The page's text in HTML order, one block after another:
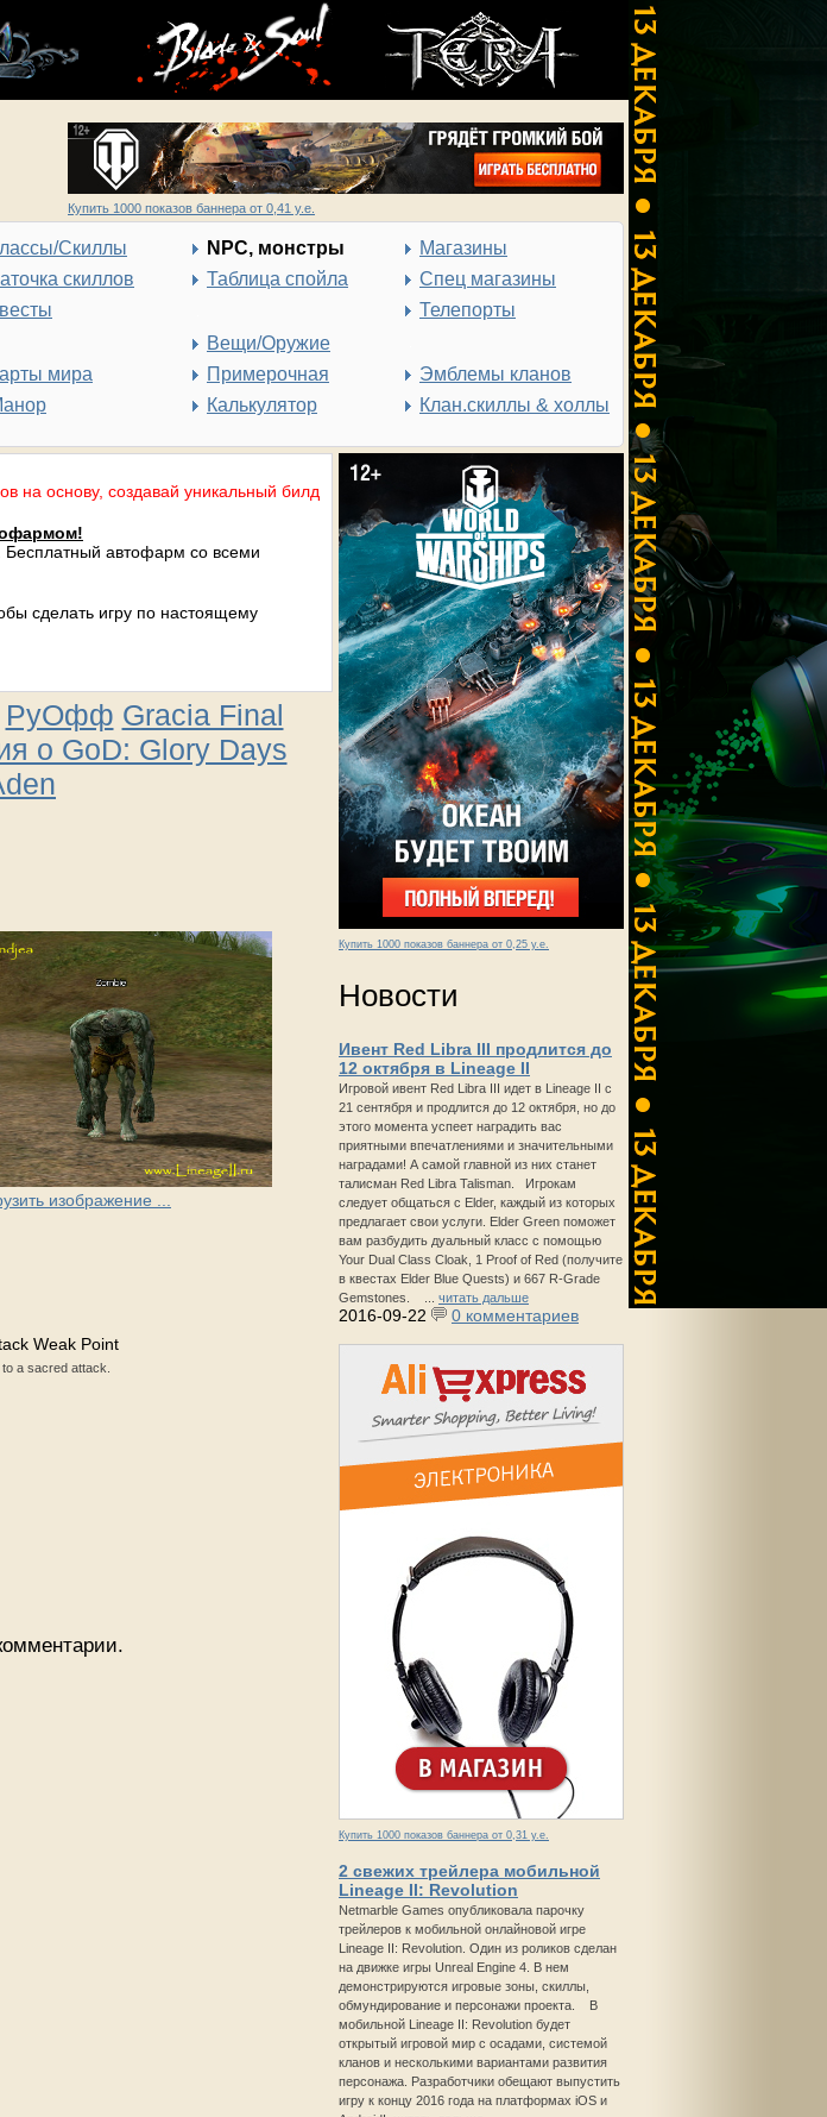
Купить 1000 показов баннера от 0,41 у.е.
Скиллы
скиллов
мира
NPC, монстры
Таблица спойла
Вещи/Оружие
Примерочная
Калькулятор
Магазины
Спец магазины
Телепорты
Эмблемы кланов
Клан.скиллы & холлы
Купить 1000 показов баннера от 0,25 у.е.
Новости
Ивент Red Libra III продлится до
12 октября в Lineage II
Игровой ивент Red Libra III идет в Lineage II с
21 сентября и продлится до 12 октября, но до
этого момента успеет наградить вас
приятными впечатлениями и значительными
наградами! А самой главной из них станет
талисман Red Libra Talisman. Игрокам
следует общаться с Elder, каждый из которых
предлагает свои услуги. Elder Green поможет
вам разбудить дуальный класс с помощью
Your Dual Class Cloak, 1 Proof of Red (получите
в квестах Elder Blue Quests) и 667 R-Grade
Gemstones. ... читать дальше
2016-09-22 0 комментариев
Купить 1000 показов баннера от 0,31 у.е.
2 свежих трейлера мобильной
Lineage II: Revolution
Netmarble Games опубликовала парочку
трейлеров к мобильной онлайновой игре
Lineage II: Revolution. Один из роликов сделан
на движке игры Unreal Engine 4. В нем
демонстрируются игровые зоны, скиллы,
обмундирование и персонажи проекта. В
мобильной Lineage II: Revolution будет
открытый игровой мир с осадами, системой
кланов и несколькими вариантами развития
персонажа. Разработчики обещают выпустить
игру к концу 2016 года на платформах iOS и
на основу, создавай уникальный билд
автофарм со всеми
сделать игру по настоящему
РуОфф Gracia Final
о GoD: Glory Days
изображение ...
Weak Point
a sacred attack.